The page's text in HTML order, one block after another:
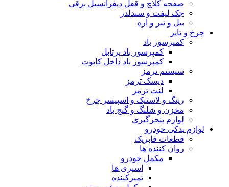
صفحه کلاچ و قفل دیفرانسیل برقی
جک لیفت و سندلدر
بیل و تبر و اره
چرخ و تایر
کمپرسور باد
کمپرسور باد پرتابل
کمپرسور باد داخل کاپوت
سیستم ترمز
دیسک ترمز
لنت ترمز
رینگ و لاستیک و اسپیسر چرخ
مخزن و شلنگ و گیج باد
لوازم پنچرگیری
لوازم یدکی خودرو
قطعات فابریک
روان کننده ها
مکمل خودرو
اسپری ها
تمیزکننده